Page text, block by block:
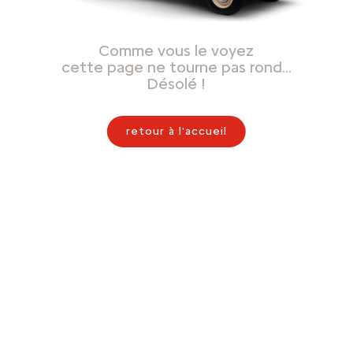
Comme vous le voyez
cette page ne tourne pas rond…
Désolé !
retour à l'accueil